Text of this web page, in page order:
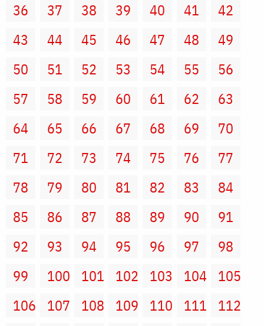
36
37 38 39 40 41
42
43
44 45 46 47 48
49
50
51 52 53 54 55
56
57
58 59 60 61 62
63
64
65 66 67 68 69
70
71
72 73 74 75 76
77
78
79 80 81 82 83
84
85
86 87 88 89 90
91
92
93 94 95 96 97
98
99
100 101 102 103 104
105
106
107 108 109 110 111
112